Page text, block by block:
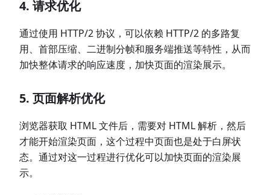
4. 请求优化
通过使用 HTTP/2 协议，可以依赖 HTTP/2 的多路复
用、首部压缩、二进制分帧和服务端推送等特性，从而
加快整体请求的响应速度，加快页面的渲染展示。
5. 页面解析优化
浏览器获取 HTML 文件后，需要对 HTML 解析，然后
才能开始渲染页面，这个过程中页面也是处于白屏状
态。通过对这一过程进行优化可以加快页面的渲染展
示。